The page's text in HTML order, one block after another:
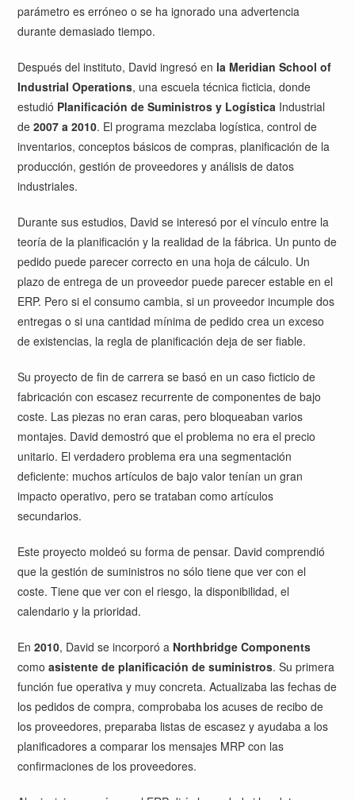
parámetro es erróneo o se ha ignorado una advertencia
durante demasiado tiempo.
Después del instituto, David ingresó en la Meridian School of
Industrial Operations, una escuela técnica ficticia, donde
estudió Planificación de Suministros y Logística Industrial
de2007 a 2010. El programa mezclaba logística, control de
inventarios, conceptos básicos de compras, planificación de la
producción, gestión de proveedores y análisis de datos
industriales.
Durante sus estudios, David se interesó por el vínculo entre la
teoría de la planificación y la realidad de la fábrica. Un punto de
pedido puede parecer correcto en una hoja de cálculo. Un
plazo de entrega de un proveedor puede parecer estable en el
ERP. Pero si el consumo cambia, si un proveedor incumple dos
entregas o si una cantidad mínima de pedido crea un exceso
de existencias, la regla de planificación deja de ser fiable.
Su proyecto de fin de carrera se basó en un caso ficticio de
fabricación con escasez recurrente de componentes de bajo
coste. Las piezas no eran caras, pero bloqueaban varios
montajes. David demostró que el problema no era el precio
unitario. El verdadero problema era una segmentación
deficiente: muchos artículos de bajo valor tenían un gran
impacto operativo, pero se trataban como artículos
secundarios.
Este proyecto moldeó su forma de pensar. David comprendió
que la gestión de suministros no sólo tiene que ver con el
coste. Tiene que ver con el riesgo, la disponibilidad, el
calendario y la prioridad.
En2010, David se incorporó a Northbridge Components
comoasistente de planificación de suministros. Su primera
función fue operativa y muy concreta. Actualizaba las fechas de
los pedidos de compra, comprobaba los acuses de recibo de
los proveedores, preparaba listas de escasez y ayudaba a los
planificadores a comparar los mensajes MRP con las
confirmaciones de los proveedores.